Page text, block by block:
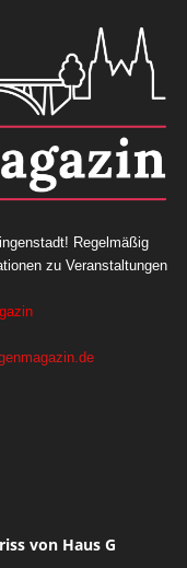
Regelmäßig
zu Veranstaltungen
von Haus G